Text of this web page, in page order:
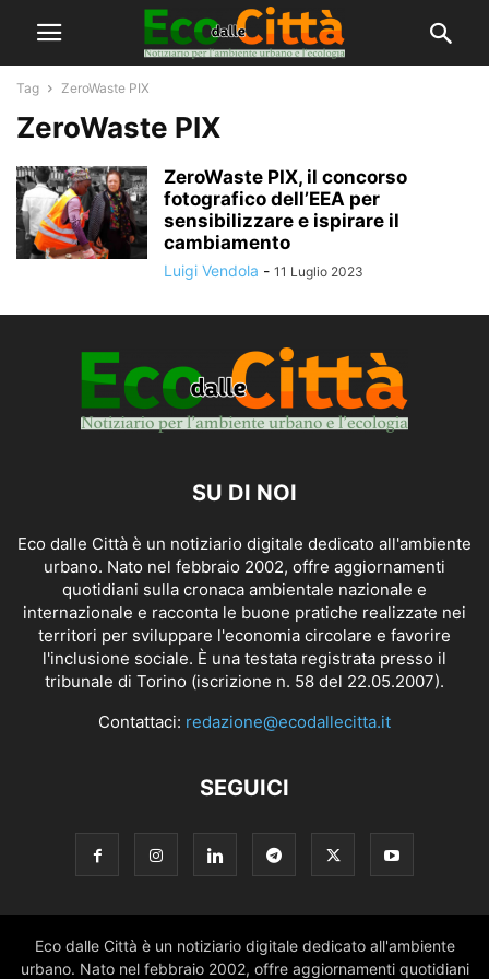
Tag ZeroWaste PIX
ZeroWaste PIX
ZeroWaste PIX, il concorso
fotografico dell’EEA per
sensibilizzare e ispirare il
cambiamento
Luigi Vendola - 11 Luglio 2023
SU DI NOI
Eco dalle Città è un notiziario digitale dedicato all'ambiente
urbano. Nato nel febbraio 2002, offre aggiornamenti
quotidiani sulla cronaca ambientale nazionale e
internazionale e racconta le buone pratiche realizzate nei
territori per sviluppare l'economia circolare e favorire
l'inclusione sociale. È una testata registrata presso il
tribunale di Torino (iscrizione n. 58 del 22.05.2007).
Contattaci: redazione@ecodallecitta.it
SEGUICI
Eco dalle Città è un notiziario digitale dedicato all'ambiente
urbano. Nato nel febbraio 2002, offre aggiornamenti quotidiani